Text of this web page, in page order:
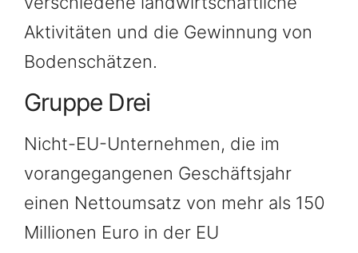
Aktivitäten und die Gewinnung von
Bodenschätzen.
Gruppe Drei
Nicht-EU-Unternehmen, die im
vorangegangenen Geschäftsjahr
einen Nettoumsatz von mehr als 150
Millionen Euro in der EU